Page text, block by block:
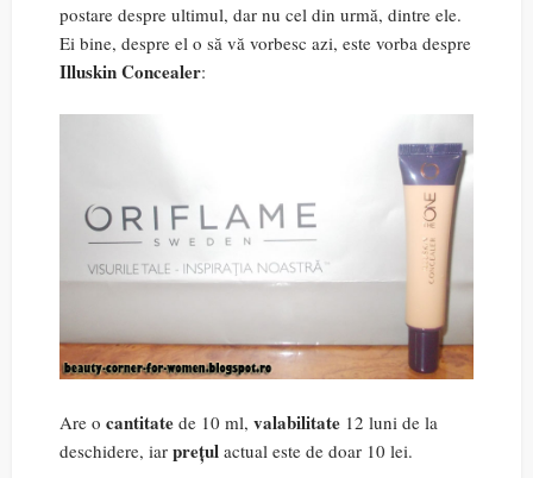
postare despre ultimul, dar nu cel din urmă, dintre ele.
Ei bine, despre el o să vă vorbesc azi, este vorba despre
Illuskin Concealer:
Are o cantitate de 10 ml, valabilitate 12 luni de la
deschidere, iar prețul actual este de doar 10 lei.